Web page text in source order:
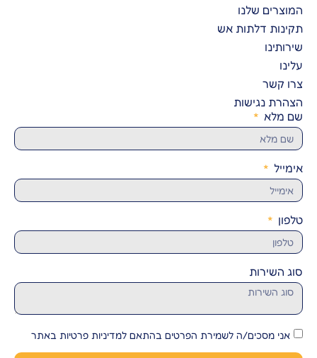
המוצרים שלנו
תקינות דלתות אש
שירותינו
עלינו
צרו קשר
הצהרת נגישות
שם מלא
אימייל
טלפון
סוג השירות
אני מסכים/ה לשמירת הפרטים בהתאם למדיניות פרטיות באתר